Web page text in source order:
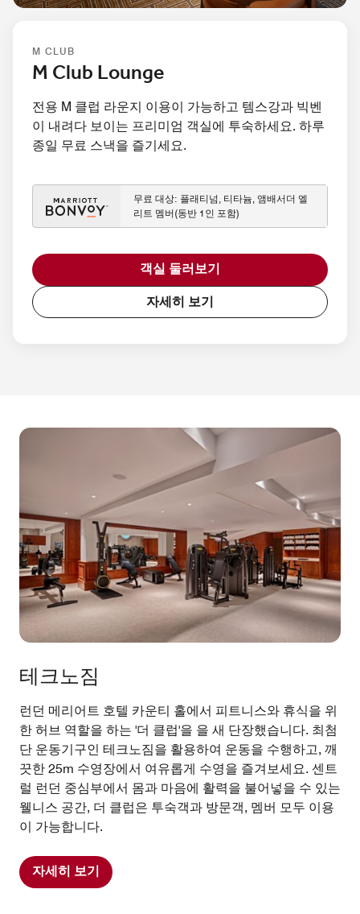
M CLUB
M Club Lounge
전용 M 클럽 라운지 이용이 가능하고 템스강과 빅벤
이 내려다 보이는 프리미엄 객실에 투숙하세요. 하루
종일 무료 스낵을 즐기세요.
무료 대상: 플래티넘, 티타늄, 앰배서더 엘
리트 멤버(동반 1인 포함)
객실 둘러보기
자세히 보기
테크노짐
런던 메리어트 호텔 카운티 홀에서 피트니스와 휴식을 위
한 허브 역할을 하는 '더 클럽'을 을 새 단장했습니다. 최첨
단 운동기구인 테크노짐을 활용하여 운동을 수행하고, 깨
끗한 25m 수영장에서 여유롭게 수영을 즐겨보세요. 센트
럴 런던 중심부에서 몸과 마음에 활력을 불어넣을 수 있는
웰니스 공간, 더 클럽은 투숙객과 방문객, 멤버 모두 이용
이 가능합니다.
자세히 보기